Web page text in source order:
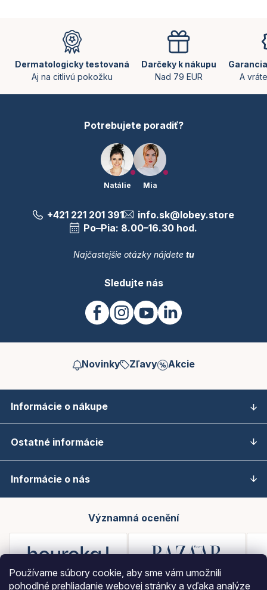
Používame súbory cookie, aby sme vám umožnili
pohodlné prehliadanie webovej stránky a vďaka analýze
Dermatologicky testovaná
Aj na citlivú pokožku
Darčeky k nákupu
Nad 79 EUR
A
Potrebujete poradiť?
Natálie Mia
+421 221 201 391
info.sk@lobey.store
Po–Pia: 8.00–16.30 hod.
Najčastejšie otázky nájdete tu
Sledujte nás
Novinky Zľavy Akcie
Informácie o nákupe
Ostatné informácie
Informácie o nás
Významná ocenění